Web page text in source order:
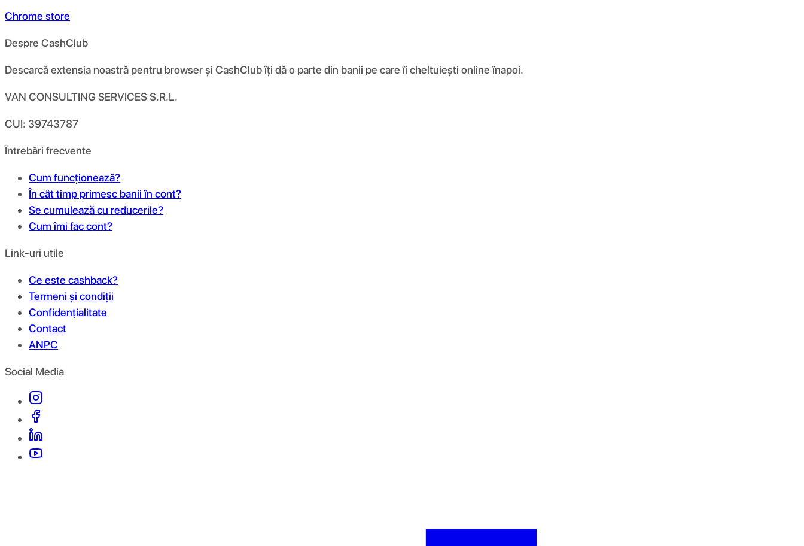
Chrome store
Despre CashClub
Descarcă extensia noastră pentru browser și CashClub îți dă o parte din banii pe care îi cheltuiești online înapoi.
VAN CONSULTING SERVICES S.R.L.
CUI: 39743787
Întrebări frecvente
Cum funcționează?
În cât timp primesc banii în cont?
Se cumulează cu reducerile?
Cum îmi fac cont?
Link-uri utile
Ce este cashback?
Termeni și condiții
Confidențialitate
Contact
ANPC
Social Media